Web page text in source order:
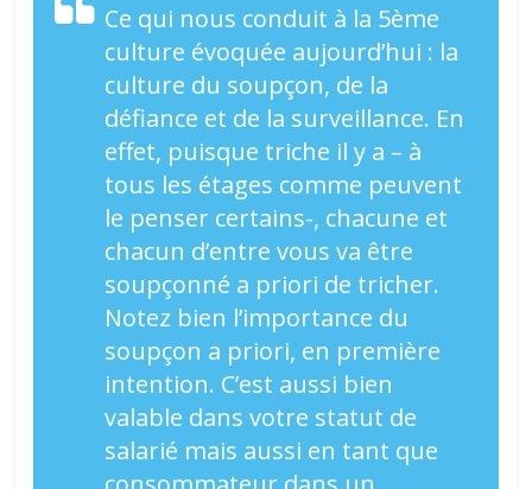
Ce qui nous conduit à la 5ème
culture évoquée aujourd’hui : la
culture du soupçon, de la
défiance et de la surveillance. En
effet, puisque triche il y a – à
tous les étages comme peuvent
le penser certains-, chacune et
chacun d’entre vous va être
soupçonné a priori de tricher.
Notez bien l’importance du
soupçon a priori, en première
intention. C’est aussi bien
valable dans votre statut de
salarié mais aussi en tant que